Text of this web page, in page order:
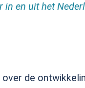
in en uit het
de